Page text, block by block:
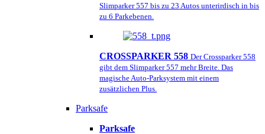
Slimparker 557 bis zu 23 Autos unterirdisch in bis
zu 6 Parkebenen.
CROSSPARKER 558 Der Crossparker 558
gibt dem Slimparker 557 mehr Breite. Das
magische Auto-Parksystem mit einem
zusätzlichen Plus.
Parksafe
Parksafe